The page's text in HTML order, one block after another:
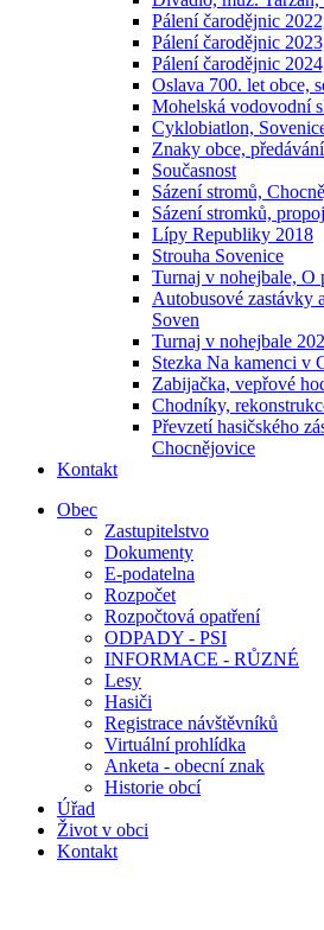
Pálení čarodějnic
Pálení čarodějnic
Pálení čarodějnic
Oslava 700. let obce,
Mohelská vodovodní
Cyklobiatlon,
Znaky obce,
Současnost
Sázení stromů,
Sázení stromků,
Lípy Republiky 2018
Strouha Sovenice
Turnaj v nohejbale, O
Autobusové zastávky
Soven
Turnaj v nohejbale
Stezka Na kamenci v
Zabijačka, vepřové
Chodníky,
Převzetí hasičského
Chocnějovice
Kontakt
Obec
Zastupitelstvo
Dokumenty
E-podatelna
Rozpočet
Rozpočtová opatření
ODPADY - PSI
INFORMACE - RŮZNÉ
Lesy
Hasiči
Registrace návštěvníků
Virtuální prohlídka
Anketa - obecní znak
Historie obcí
Úřad
Život v obci
Kontakt